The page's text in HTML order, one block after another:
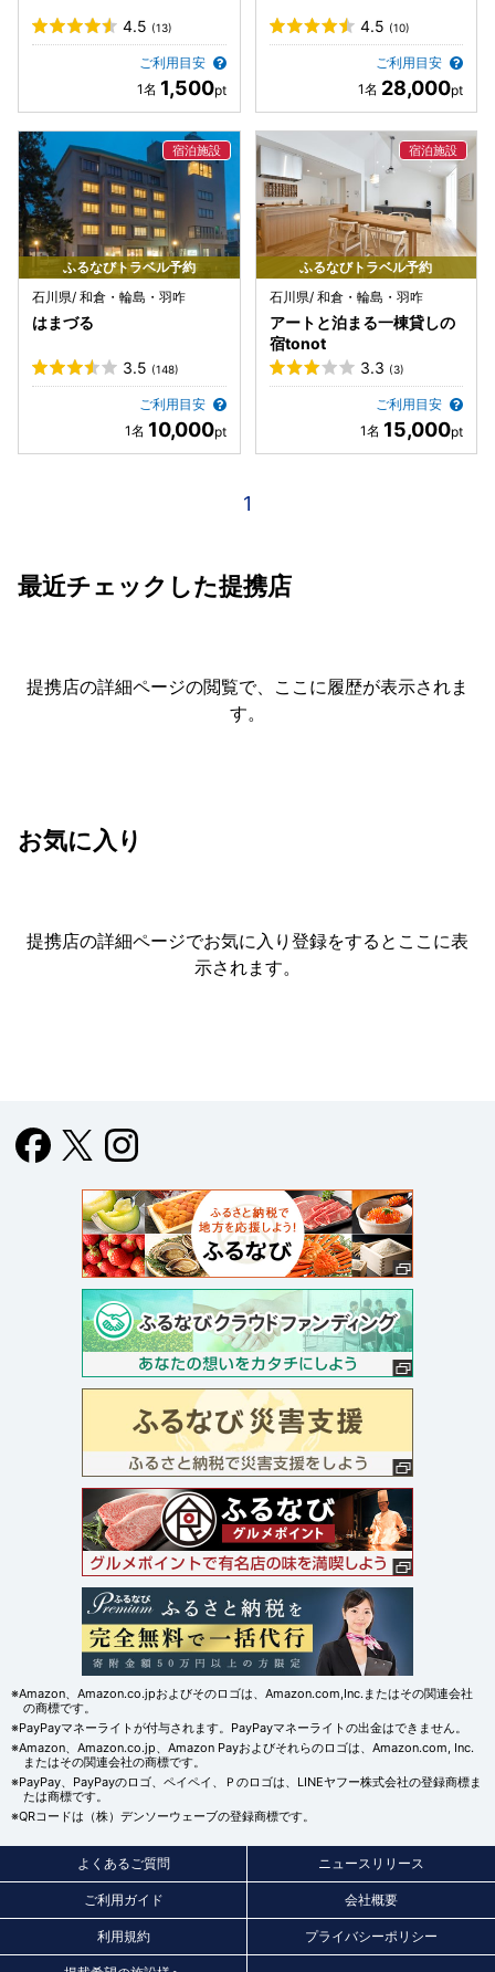
4.5 (13)
ご利用目安
1,500
4.5 (10)
ご利用目安
28,000
ふるなびトラベル予約
石川県/ 和倉・輪島・羽咋
はまづる
3.5 (148)
ご利用目安
10,000
ふるなびトラベル予約
石川県/ 和倉・輪島・羽咋
アートと泊まる一棟貸しの
宿tonot
3.3 (3)
ご利用目安
15,000
1
最近チェックした提携店
提携店の詳細ページの閲覧で、ここに履歴が表示されま
す。
お気に入り
提携店の詳細ページでお気に入り登録をすると ここに表
示されます。
※Amazon、Amazon.co.jpおよびそのロゴは、Amazon.com,Inc.またはその関連会社
の商標です。
※PayPayマネーライトが付与されます。PayPayマネーライトの出金はできません。
※Amazon、Amazon.co.jp、Amazon Payおよびそれらのロゴは、Amazon.com, Inc.
またはその関連会社の商標です。
※PayPay、PayPayのロゴ、ペイペイ、Ｐのロゴは、LINEヤフー株式会社の登録商標ま
たは商標です。
※QRコードは（株）デンソーウェーブの登録商標です。
よくあるご質問 ニュースリリース
ご利用ガイド 会社概要
利用規約 プライバシーポリシー